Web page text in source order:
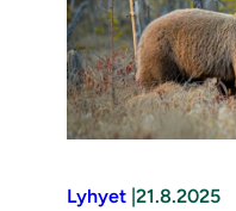
Lyhyet |21.8.2025